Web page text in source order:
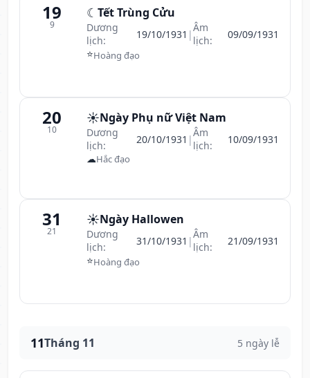
19
9
☾ Tết Trùng Cửu
Dương
lịch:
19/10/1931 |Âm
lịch:
09/09/1931
⭐Hoàng đạo
20
10
☀️Ngày Phụ nữ Việt Nam
Dương
lịch:
20/10/1931 |Âm
lịch:
10/09/1931
☁Hắc đạo
31
21
☀️Ngày Hallowen
Dương
lịch:
31/10/1931 |Âm
lịch:
21/09/1931
⭐Hoàng đạo
11Tháng 11 5 ngày lễ